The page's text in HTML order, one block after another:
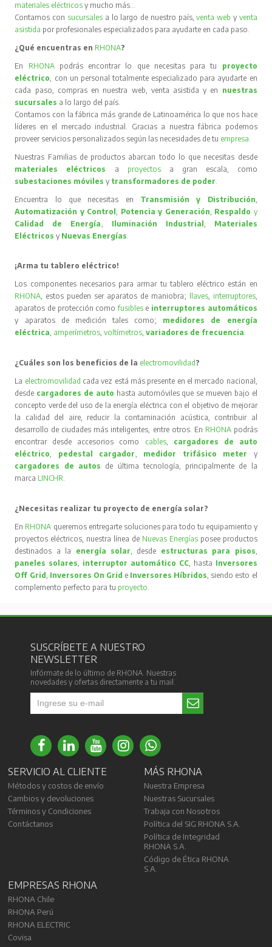
materiales eléctricos y mucho más…
Contamos con sucursales a lo largo de nuestro país,venta web y venta
asistida por profesionales especializados para ayudarte en cada paso.
¿Qué encuentras en RHONA?
En RHONA podrás encontrar lo que necesitas para tu proyecto
eléctrico, con un personal totalmente especializado para ayudarte en
cada paso, compras en nuestra web, venta asistida y en nuestras
sucursales a lo largo del país.
Contamos con la fábrica más grande de Latinoamérica lo que nos hace
líderes en el mercado industrial. Gracias a nuestra fábrica podemos
proveer servicios personalizados según las necesidades de tu empresa.
Nuestras Familias de productos abarcan todo lo que necesitas desde
materiales eléctricos
a proyectos
a gran escala, como
subestaciones móvilesy transformadores de poder.
Encuentra lo que necesitas en Transmisión y Distribución,
Automatización y Control, Potencia y Generación, Respaldo y
Calidad de Energía, Iluminación Industrial , Materiales
Eléctricos y Nuevas Energías.
¡Arma tu tablero eléctrico!
Los componentes necesarios para armar tu tablero eléctrico están en
RHONA, estos pueden ser aparatos de maniobra; llaves, interruptores,
aparatos de protección comofusibles e interruptores automáticos
y aparatos de medición tales como; medidores de energía
eléctrica, amperímetros,voltímetros,variadores de frecuencia.
¿Cuáles son los beneficios de la electromovilidad ?
La electromovilidad cada vez está más presente en el mercado nacional,
desde cargadores de auto hasta automóviles que se mueven bajo el
concepto verde del uso de la energía eléctrica con el objetivo de mejorar
la calidad del aire, reducir la contaminación acústica, contribuir al
desarrollo de ciudades más inteligentes, entre otros. En RHONA podrás
encontrar desde accesorios como cables, cargadores de auto
eléctrico, pedestal cargador, medidor trifásico meter
y
cargadores de autos de última tecnología, principalmente de la
marca LINCHR.
¿Necesitas realizar tu proyecto de energía solar?
En RHONA queremos entregarte soluciones para todo tu equipamiento y
proyectos eléctricos, nuestra línea de Nuevas Energíasposee productos
destinados a la energía solar, desde estructuras para pisos,
paneles solares, interruptor automático CC, hasta Inversores
Off Grid, Inversores On Grid e Inversores Híbridos, siendo esto el
complemento perfecto para tu proyecto.
SUSCRÍBETE A NUESTRO
NEWSLETTER
Infórmate de lo último de RHONA. Nuestras
novedades y ofertas directamente a tu mail.
SERVICIO AL CLIENTE
Métodos y costos de envío
Cambios y devoluciones
Términos y Condiciones
Contáctanos
MÁS RHONA
Nuestra Empresa
Nuestras Sucursales
Trabaja con Nosotros
Política del SIG RHONA S.A.
Política de Integridad
RHONA S.A.
Código de Ética RHONA
S.A.
EMPRESAS RHONA
RHONA Chile
RHONA Perú
RHONA ELECTRIC
Covisa